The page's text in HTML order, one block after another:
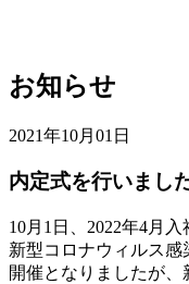
お知らせ
2021年10月01日
内定式を行いました
10月1日、2022年4月
新型コロナウィルス
開催となりましたが